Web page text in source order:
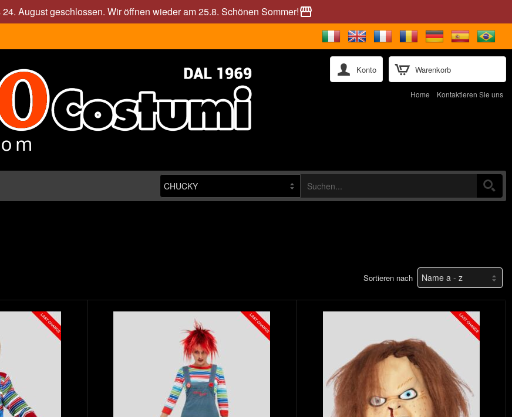
August geschlossen. Wir öffnen wieder am 25.8. Schönen Sommer!storefront
Warenkorb
Konto
Home Kontaktieren Sie uns
Sortieren nach